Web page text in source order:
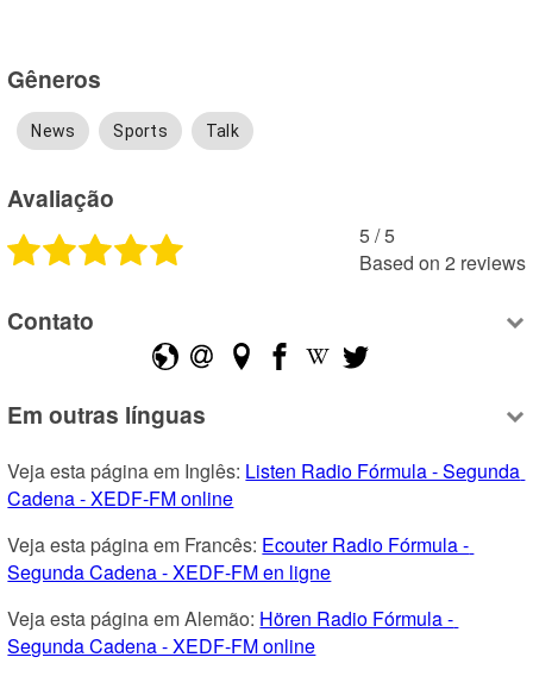
Gêneros
News Sports Talk
Avaliação
5 /5
Based on 2 reviews
Contato
Em outras línguas
Veja esta página em Inglês: Listen Radio Fórmula - Segunda
Cadena - XEDF-FM online
Veja esta página em Francês: Ecouter Radio Fórmula -
Segunda Cadena - XEDF-FM en ligne
Veja esta página em Alemão: Hören Radio Fórmula -
Segunda Cadena - XEDF-FM online